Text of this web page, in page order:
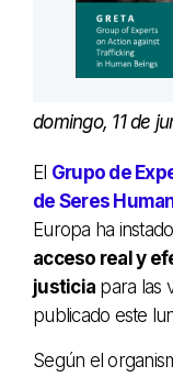
domingo, 11 de
El Grupo de
de Seres
Europa ha
acceso real y
justicia para las
publicado este
Según el